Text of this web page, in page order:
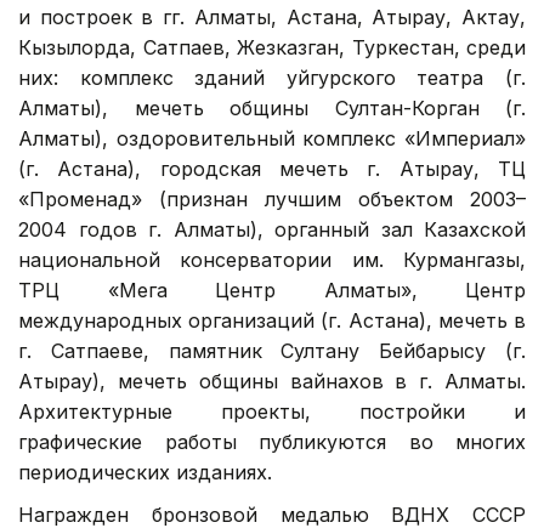
и построек в гг. Алматы, Астана, Атырау, Актау,
Кызылорда, Сатпаев, Жезказган, Туркестан, среди
них: комплекс зданий уйгурского театра (г.
Алматы), мечеть общины Султан-Корган (г.
Алматы), оздоровительный комплекс «Империал»
(г. Астана), городская мечеть г. Атырау, ТЦ
«Променад» (признан лучшим объектом 2003–
2004 годов г. Алматы), органный зал Казахской
национальной консерватории им. Курмангазы,
ТРЦ «Мега Центр Алматы», Центр
международных организаций (г. Астана), мечеть в
г. Сатпаеве, памятник Султану Бейбарысу (г.
Атырау), мечеть общины вайнахов в г. Алматы.
Архитектурные проекты, постройки и
графические работы публикуются во многих
периодических изданиях.
Награжден бронзовой медалью ВДНХ СССР